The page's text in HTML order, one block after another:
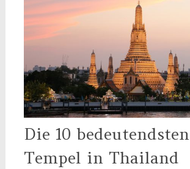
Die 10 bedeutendsten
Tempel in Thailand